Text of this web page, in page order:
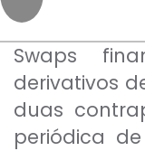
Swaps
derivativos
duas
periódica